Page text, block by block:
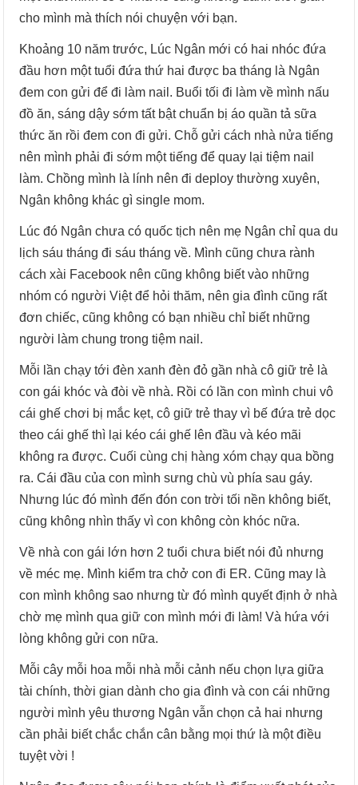
cho mình mà thích nói chuyện với bạn.
Khoảng 10 năm trước, Lúc Ngân mới có hai nhóc đứa
đầu hơn một tuổi đứa thứ hai được ba tháng là Ngân
đem con gửi để đi làm nail. Buổi tối đi làm về mình nấu
đồ ăn, sáng dậy sớm tất bật chuẩn bị áo quần tả sữa
thức ăn rồi đem con đi gửi. Chỗ gửi cách nhà nửa tiếng
nên mình phải đi sớm một tiếng để quay lại tiệm nail
làm. Chồng mình là lính nên đi deploy thường xuyên,
Ngân không khác gì single mom.
Lúc đó Ngân chưa có quốc tịch nên mẹ Ngân chỉ qua du
lịch sáu tháng đi sáu tháng về. Mình cũng chưa rành
cách xài Facebook nên cũng không biết vào những
nhóm có người Việt để hỏi thăm, nên gia đình cũng rất
đơn chiếc, cũng không có bạn nhiều chỉ biết những
người làm chung trong tiệm nail.
Mỗi lần chạy tới đèn xanh đèn đỏ gần nhà cô giữ trẻ là
con gái khóc và đòi về nhà. Rồi có lần con mình chui vô
cái ghế chơi bị mắc kẹt, cô giữ trẻ thay vì bế đứa trẻ dọc
theo cái ghế thì lại kéo cái ghế lên đầu và kéo mãi
không ra được. Cuối cùng chị hàng xóm chạy qua bồng
ra. Cái đầu của con mình sưng chù vù phía sau gáy.
Nhưng lúc đó mình đến đón con trời tối nền không biết,
cũng không nhìn thấy vì con không còn khóc nữa.
Về nhà con gái lớn hơn 2 tuổi chưa biết nói đủ nhưng
về méc mẹ. Mình kiểm tra chở con đi ER. Cũng may là
con mình không sao nhưng từ đó mình quyết định ở nhà
chờ mẹ mình qua giữ con mình mới đi làm! Và hứa với
lòng không gửi con nữa.
Mỗi cây mỗi hoa mỗi nhà mỗi cảnh nếu chọn lựa giữa
tài chính, thời gian dành cho gia đình và con cái những
người mình yêu thương Ngân vẫn chọn cả hai nhưng
cần phải biết chắc chắn cân bằng mọi thứ là một điều
tuyệt vời !